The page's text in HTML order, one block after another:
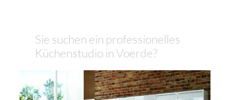
Sie suchen ein professionelles
Küchenstudio in Voerde?